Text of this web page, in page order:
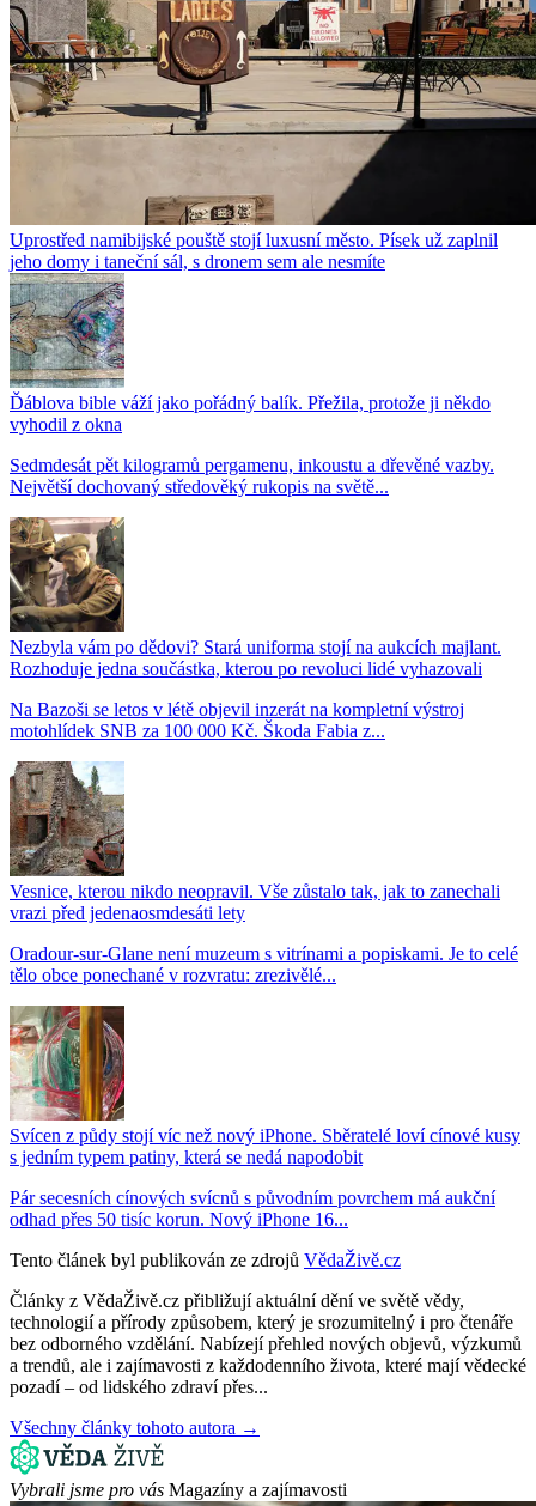
Uprostřed namibijské pouště stojí luxusní město. Písek už zaplnil
jeho domy i taneční sál, s dronem sem ale nesmíte
Ďáblova bible váží jako pořádný balík. Přežila, protože ji někdo
vyhodil z okna
Sedmdesát pět kilogramů pergamenu, inkoustu a dřevěné vazby.
Největší dochovaný středověký rukopis na světě...
Nezbyla vám po dědovi? Stará uniforma stojí na aukcích majlant.
Rozhoduje jedna součástka, kterou po revoluci lidé vyhazovali
Na Bazoši se letos v létě objevil inzerát na kompletní výstroj
motohlídek SNB za 100 000 Kč. Škoda Fabia z...
Vesnice, kterou nikdo neopravil. Vše zůstalo tak, jak to zanechali
vrazi před jedenaosmdesáti lety
Oradour-sur-Glane není muzeum s vitrínami a popiskami. Je to celé
tělo obce ponechané v rozvratu: zrezivělé...
Svícen z půdy stojí víc než nový iPhone. Sběratelé loví cínové kusy
s jedním typem patiny, která se nedá napodobit
Pár secesních cínových svícnů s původním povrchem má aukční
odhad přes 50 tisíc korun. Nový iPhone 16...
Tento článek byl publikován ze zdrojů VědaŽivě.cz
Články z VědaŽivě.cz přibližují aktuální dění ve světě vědy,
technologií a přírody způsobem, který je srozumitelný i pro čtenáře
bez odborného vzdělání. Nabízejí přehled nových objevů, výzkumů
a trendů, ale i zajímavosti z každodenního života, které mají vědecké
pozadí – od lidského zdraví přes...
Všechny články tohoto autora →
Vybrali jsme pro vás Magazíny a zajímavosti